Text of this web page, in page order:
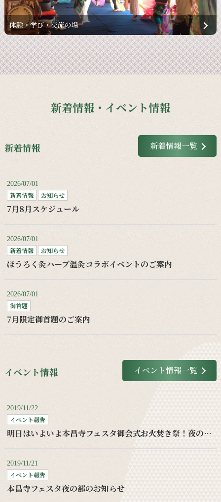
体験・学び・交流の場
新着情報・イベント情報
新着情報 新着情報一覧
2026/07/01
新着情報 お知らせ
7月8月スケジュール
2026/07/01
新着情報 お知らせ
ほうろく灸ハーブ温灸コラボイベントのご案内
2026/07/01
御首題
7月限定御首題のご案内
イベント情報 イベント情報一覧
2019/11/22
イベント報告
明日はいよいよ本昌寺フェスタ御会式お火焚き祭！夜の部もお待ちしてます！！
2019/11/21
イベント報告
本昌寺フェスタ夜の部のお知らせ